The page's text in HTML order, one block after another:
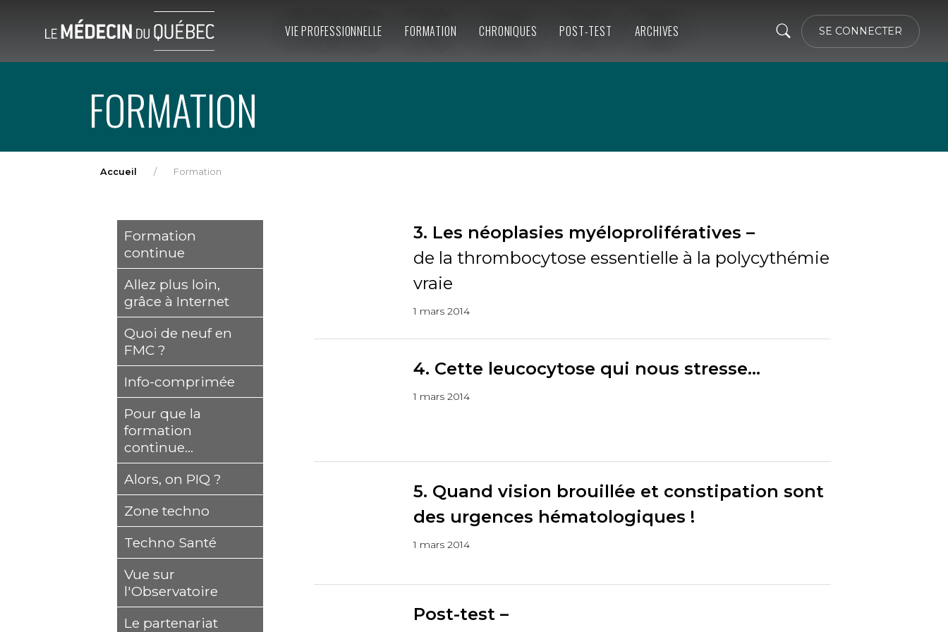
SE CONNECTER
VIE PROFESSIONNELLE FORMATION CHRONIQUES POST-TEST ARCHIVES
FORMATION
Accueil Formation
Formation
continue
Allez plus loin,
grâce à Internet
Quoi de neuf en
FMC ?
Info-comprimée
Pour que la
formation
continue...
Alors, on PIQ ?
Zone techno
Techno Santé
Vue sur
l'Observatoire
Le partenariat
3. Les néoplasies myéloprolifératives –
de la thrombocytose essentielle à la polycythémie
vraie
1 mars 2014
4. Cette leucocytose qui nous stresse...
1 mars 2014
5. Quand vision brouillée et constipation sont
des urgences hématologiques !
1 mars 2014
Post-test –